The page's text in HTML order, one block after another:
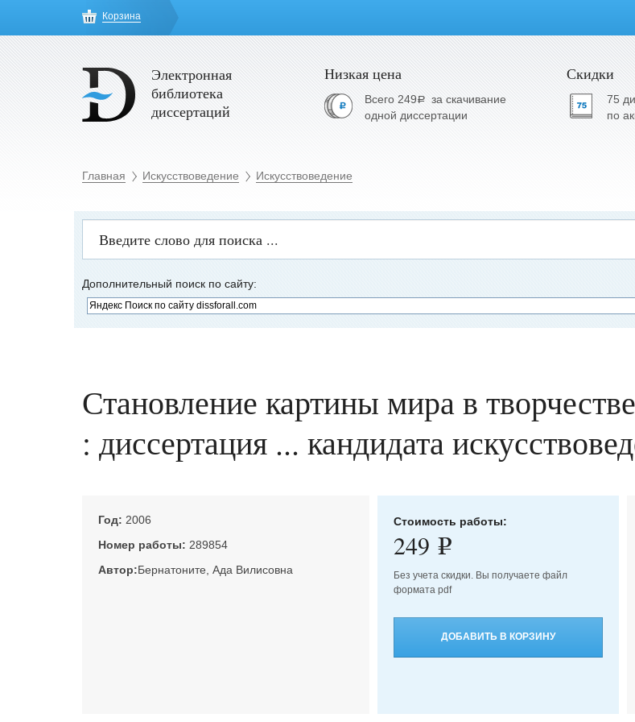
Корзина
Электронная
библиотека
диссертаций
Низкая цена
Всего 249a за скачивание
одной диссертации
Скидки
75
по
Главная Искусствоведение Искусствоведение
Дополнительный поиск по сайту:
Становление картины мира в
: диссертация ... кандидата
Год: 2006
Номер работы: 289854
Автор:Бернатоните, Ада Вилисовна
Стоимость работы:
249 e
Без учета скидки. Вы получаете файл
формата pdf
ДОБАВИТЬ В КОРЗИНУ